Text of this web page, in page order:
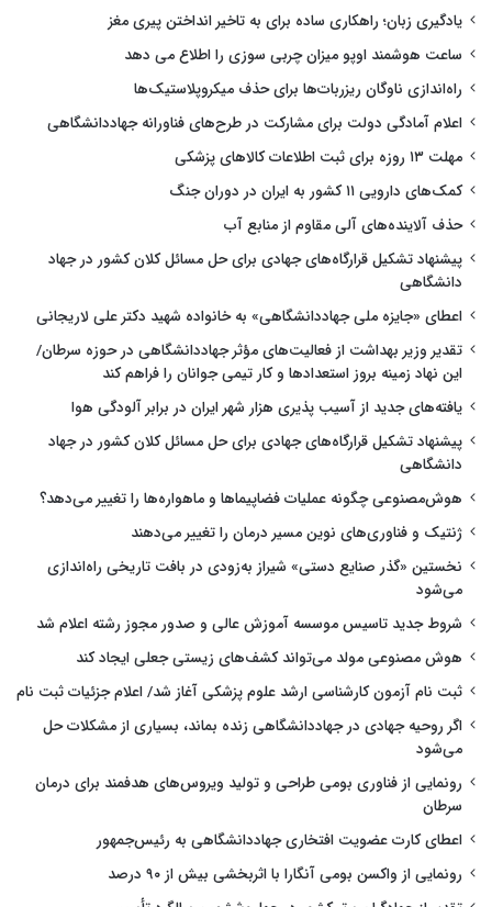
یادگیری زبان؛ راهکاری ساده برای به تاخیر انداختن پیری مغز
ساعت هوشمند اوپو میزان چربی سوزی را اطلاع می دهد
راه‌اندازی ناوگان ریزربات‌ها برای حذف میکروپلاستیک‌ها
اعلام آمادگی دولت برای مشارکت در طرح‌های فناورانه جهاددانشگاهی
مهلت ۱۳ روزه برای ثبت اطلاعات کالاهای پزشکی
کمک‌های دارویی ۱۱ کشور به ایران در دوران جنگ
حذف آلاینده‌های آلی مقاوم از منابع آب
پیشنهاد تشکیل قرارگاه‌های جهادی برای حل مسائل کلان کشور در جهاد
دانشگاهی
اعطای «جایزه ملی جهاددانشگاهی» به خانواده شهید دکتر علی لاریجانی
تقدیر وزیر بهداشت از فعالیت‌های مؤثر جهاددانشگاهی در حوزه سرطان/
این نهاد زمینه بروز استعدادها و کار تیمی جوانان را فراهم کند
یافته‌های جدید از آسیب پذیری هزار شهر ایران در برابر آلودگی هوا
پیشنهاد تشکیل قرارگاه‌های جهادی برای حل مسائل کلان کشور در جهاد
دانشگاهی
هوش‌مصنوعی چگونه عملیات فضاپیماها و ماهواره‌ها را تغییر می‌دهد؟
ژنتیک و فناوری‌های نوین مسیر درمان را تغییر می‌دهند
نخستین «گذر صنایع دستی» شیراز به‌زودی در بافت تاریخی راه‌اندازی
می‌شود
شروط جدید تاسیس موسسه آموزش عالی و صدور مجوز رشته اعلام شد
هوش مصنوعی مولد می‌تواند کشف‌های زیستی جعلی ایجاد کند
ثبت نام آزمون کارشناسی ارشد علوم پزشکی آغاز شد/ اعلام جزئیات ثبت نام
اگر روحیه جهادی در جهاددانشگاهی زنده بماند، بسیاری از مشکلات حل
می‌شود
رونمایی از فناوری بومی طراحی و تولید ویروس‌های هدفمند برای درمان
سرطان
اعطای کارت عضویت افتخاری جهاددانشگاهی به رئیس‌جمهور
رونمایی از واکسن بومی آنگارا با اثربخشی بیش از ۹۰ درصد